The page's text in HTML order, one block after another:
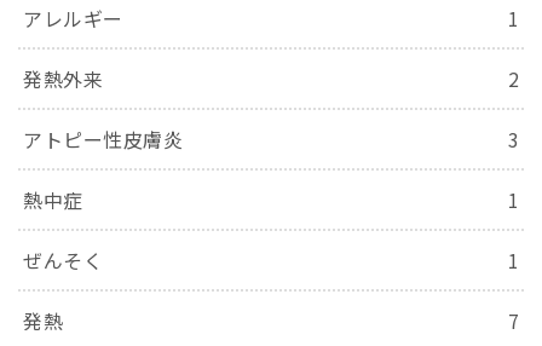
アレルギー 1
発熱外来 2
アトピー性皮膚炎 3
熱中症 1
ぜんそく 1
発熱 7